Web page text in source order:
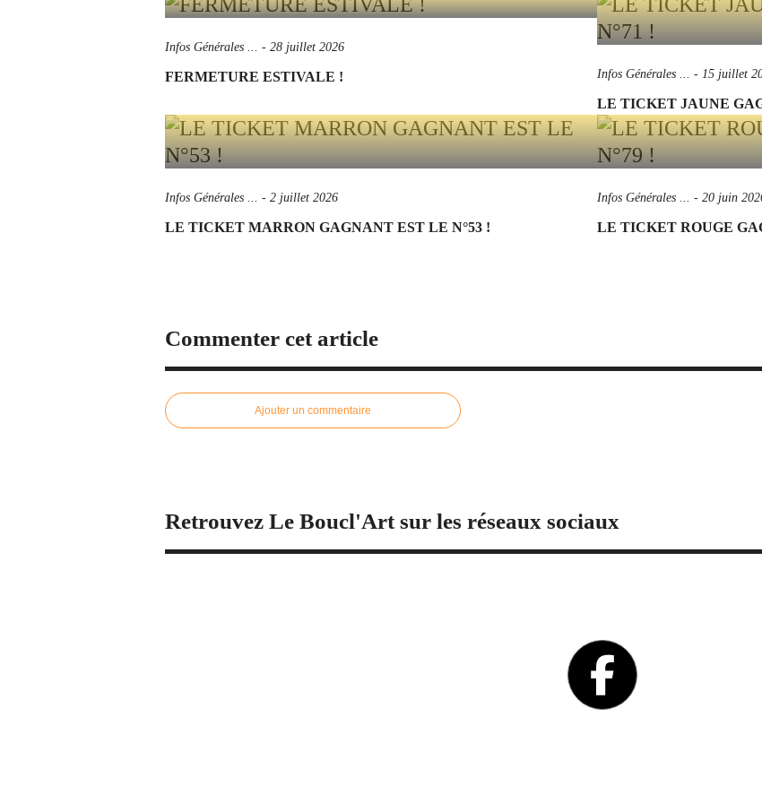
Infos Générales ... - 28 juillet 2026
FERMETURE ESTIVALE ! Infos Générales ... - 15 juillet
LE TICKET JAUNE
Infos Générales ... - 2 juillet 2026
LE TICKET MARRON GAGNANT EST LE N°53 !
Infos Générales ... - 20 juin
LE TICKET ROUGE
Commenter cet article
Ajouter un commentaire
Retrouvez Le Boucl'Art sur les réseaux sociaux